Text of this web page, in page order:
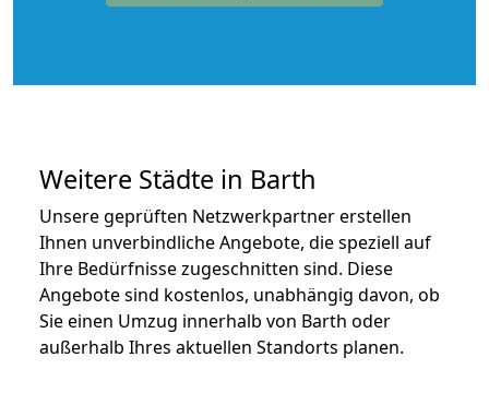
Weitere Städte in Barth
Unsere geprüften Netzwerkpartner erstellen
Ihnen unverbindliche Angebote, die speziell auf
Ihre Bedürfnisse zugeschnitten sind. Diese
Angebote sind kostenlos, unabhängig davon, ob
Sie einen Umzug innerhalb von Barth oder
außerhalb Ihres aktuellen Standorts planen.